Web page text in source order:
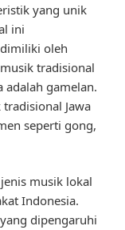
yang unik
ini
oleh
tradisional
adalah gamelan.
Jawa
seperti gong,
musik lokal
Indonesia.
dipengaruhi